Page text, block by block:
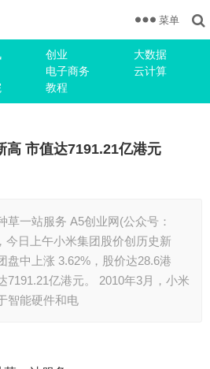
创业
大数据
电子商务
云计算
教程
菜单
高 市值达7191.21亿港元
草一站服务 A5创业网(公众号：
今日上午小米集团股价创历史新
盘中上涨 3.62%，股价达28.6港
7191.21亿港元。 2010年3月，小米
智能硬件和电